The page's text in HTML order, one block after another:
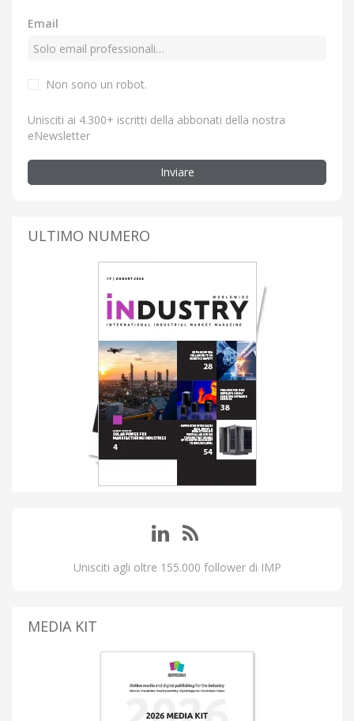
Email
Non sono un robot.
Unisciti ai 4.300+ iscritti della abbonati della nostra
eNewsletter
Inviare
ULTIMO NUMERO
Unisciti agli oltre 155.000 follower di IMP
MEDIA KIT